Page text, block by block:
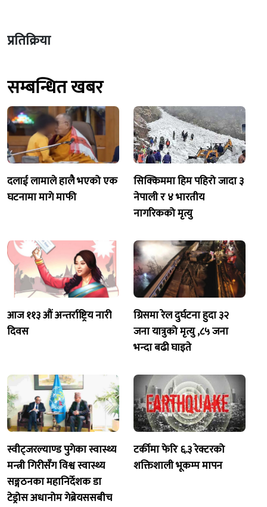
प्रतिक्रिया
सम्बन्धित खबर
दलाई लामाले हालै भएको एक
घटनामा मागे माफी
सिक्किममा हिम पहिरो जादा ३
नेपाली र ४ भारतीय
नागरिकको मृत्यु
आज ११३ औं अन्तर्राष्ट्रिय नारी
दिवस
ग्रिसमा रेल दुर्घटना हुदा ३२
जना यात्रुको मृत्यु ,८५ जना
भन्दा बढी घाइते
स्वीट्जरल्याण्ड पुगेका स्वास्थ्य
मन्त्री गिरीसँग विश्व स्वास्थ्य
सङ्गठनका महानिर्देशक डा
टेड्रोस अधानोम गेब्रेयससबीच
टर्कीमा फेरि ६.३ रेक्टरको
शक्तिशाली भूकम्प मापन